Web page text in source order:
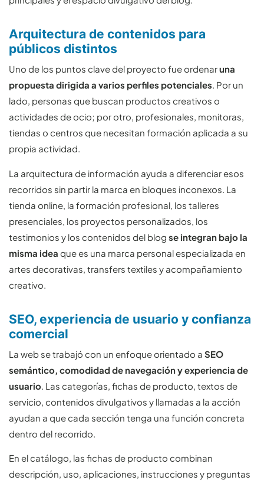
Arquitectura de contenidos para
públicos distintos
Uno de los puntos clave del proyecto fue ordenaruna
propuesta dirigida a varios perfiles potenciales. Por un
lado, personas que buscan productos creativos o
actividades de ocio; por otro, profesionales, monitoras,
tiendas o centros que necesitan formación aplicada a su
propia actividad.
La arquitectura de información ayuda a diferenciar esos
recorridos sin partir la marca en bloques inconexos. La
tienda online, la formación profesional, los talleres
presenciales, los proyectos personalizados, los
testimonios y los contenidos del blog se integran bajo la
misma idea que es una marca personal especializada en
artes decorativas, transfers textiles y acompañamiento
creativo.
SEO, experiencia de usuario y confianza
comercial
La web se trabajó con un enfoque orientado a SEO
semántico, comodidad de navegación y experiencia de
usuario . Las categorías, fichas de producto, textos de
servicio, contenidos divulgativos y llamadas a la acción
ayudan a que cada sección tenga una función concreta
dentro del recorrido.
En el catálogo, las fichas de producto combinan
descripción, uso, aplicaciones, instrucciones y preguntas